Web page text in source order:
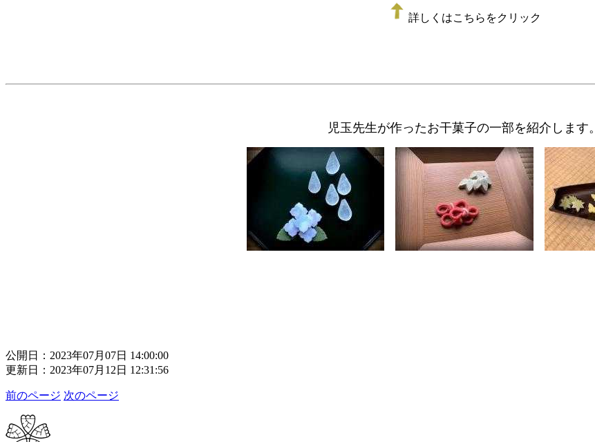
詳しくはこちらをクリック
児玉先生が作ったお干菓子の一部を紹介します。
公開日：2023年07月07日 14:00:00
更新日：2023年07月12日 12:31:56
前のページ 次のページ